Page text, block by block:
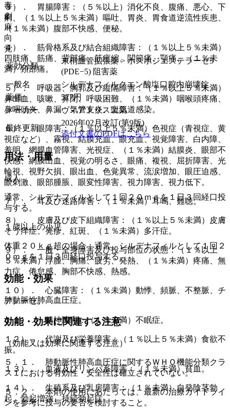
３）． 胃腸障害：（５％以上）消化不良、腹痛、悪心、下
痢、（１％以上５％未満）嘔吐、胃炎、胃食道逆流性疾患、
（１％未満）腹部不快感、便秘。
４）． 筋骨格系及び結合組織障害：（１％以上５％未満）
四肢痛、筋痛、背部痛、筋痙縮、関節痛、顎痛、（１％未
満）頚部痛。
５）． 呼吸器、胸郭及び縦隔障害：（１％以上５％未満）
鼻出血、咳嗽、鼻閉、呼吸困難、（１％未満）咽喉頭疼痛、
鼻咽頭炎、鼻漏、気管支炎、上気道感染。
６）． 眼障害：（１％以上５％未満）色視症（青視症、黄
視症など）、霧視、結膜充血、眼充血、視覚障害、白内障、
羞明、網膜血管障害、光視症、（１％未満）結膜炎、眼部不
快感、網膜出血、視覚の明るさ、眼痛、複視、屈折障害、光
輪視、視野欠損、眼出血、色覚異常、流涙増加、眼圧迫感、
眼刺激、眼部腫脹、眼変性障害、視力障害、視力低下。
７）． 耳及び迷路障害：（１％未満）耳鳴、難聴。
８）． 皮膚及び皮下組織障害：（１％以上５％未満）皮膚
そう痒症、発疹、紅斑、（１％未満）多汗症。
９）． 一般・全身障害及び投与部位の状態：（１％以上
５％未満）浮腫、胸痛、疲労、発熱、（１％未満）疼痛、無
力症、倦怠感、胸部不快感、熱感。
１０）． 心臓障害：（１％未満）動悸、頻脈、不整脈、チ
アノーゼ。
１１）． 精神障害：（１％未満）不眠症。
１２）． 代謝及び栄養障害：（１％以上５％未満）食欲不
振。
１３）． 血液及びリンパ系障害：（１％未満）貧血。
１４）． 生殖系及び乳房障害：（１％未満）自発陰茎勃
起、勃起増強、持続勃起症。
毒
劇
麻
向
覚
薬効分類
末梢血管拡張薬 > ホスホジエステラーゼ5
(PDE−5) 阻害薬
一般名
シルデナフィルクエン酸塩口腔内崩壊錠
薬価
577円
メーカー
ヴィアトリス製薬
最終更新
2026年02月改訂(第9版)
添付文書のPDFはこちら
用法・用量
成人
通常、シルデナフィルとして１回２０ｍｇを１日３回経口投
与する。
１歳以上の小児
体重２０ｋｇ超の場合：通常、シルデナフィルとして１回２
０ｍｇを１日３回経口投与する。
効能・効果
肺動脈性肺高血圧症。
効能・効果に関連する注意
（効能又は効果に関連する注意）
５．１． 肺動脈性肺高血圧症に関するＷＨＯ機能分類クラ
ス１における有効性・安全性は確立されていない。
５．２． 本剤の使用にあたっては、最新の治療ガイドライ
ンを参考に投与の要否を検討すること。